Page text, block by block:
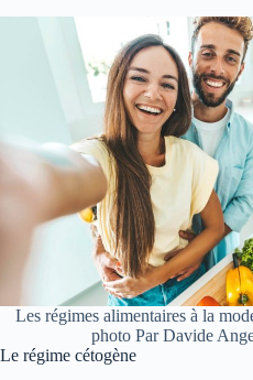
Les régimes alimentaires à la
photo Par Davide
Le régime cétogène